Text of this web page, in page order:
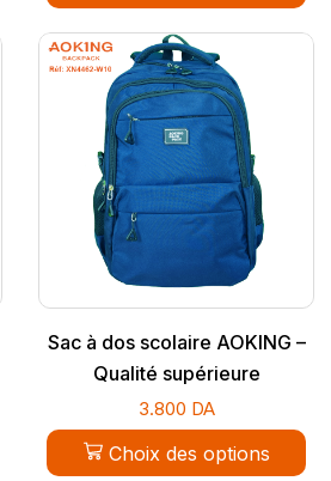
Sac à dos scolaire AOKING –
Qualité supérieure
3.800 DA
Choix des options